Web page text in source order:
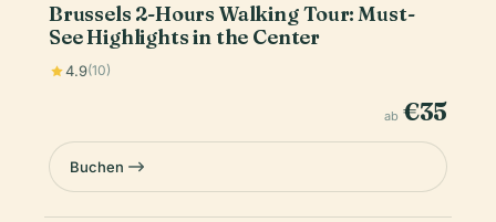
Brussels 2-Hours Walking Tour: Must-
See Highlights in the Center
4.9(10)
ab €35
Buchen